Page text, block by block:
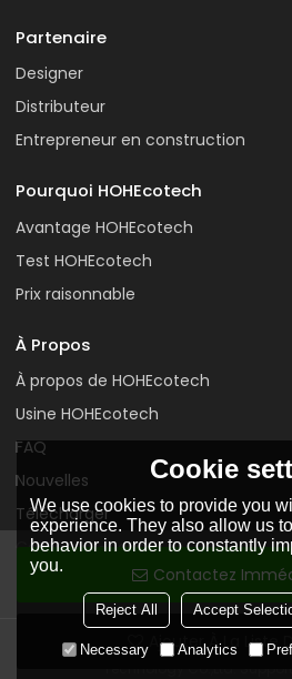
Contactez
Ajouter À La Liste
Partenaire
Designer
Distributeur
Entrepreneur en construction
Pourquoi HOHEcotech
Avantage HOHEcotech
Test HOHEcotech
Prix raisonnable
À Propos
À propos de HOHEcotech
Usine HOHEcotech
FAQ
Nouvelles
Télécharger
Contactez-nous
Copyright © 2026Huangshan
Cookie
We use cookies to provide you
experience. They also allow us
behavior in order to constantly
you.
Reject All Accept
Necessary Analytics